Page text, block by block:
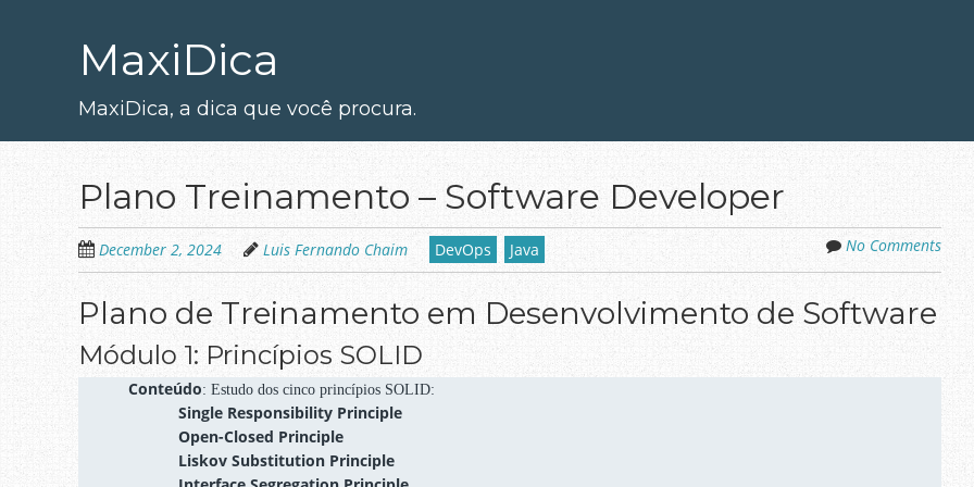
MaxiDica
MaxiDica, a dica que você procura.
Plano Treinamento – Software Developer
December 2, 2024 Luis Fernando Chaim DevOps Java No Comments
Plano de Treinamento em Desenvolvimento de Software
Módulo 1: Princípios SOLID
Conteúdo: Estudo dos cinco princípios SOLID:
Single Responsibility Principle
Open-Closed Principle
Liskov Substitution Principle